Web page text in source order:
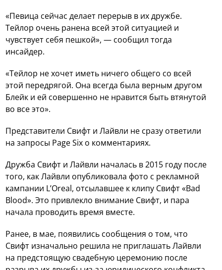
«Певица сейчас делает перерыв в их дружбе.
Тейлор очень ранена всей этой ситуацией и
чувствует себя пешкой», — сообщил тогда
инсайдер.
«Тейлор не хочет иметь ничего общего со всей
этой передрягой. Она всегда была верным другом
Блейк и ей совершенно не нравится быть втянутой
во все это».
Представители Свифт и Лайвли не сразу ответили
на запросы Page Six о комментариях.
Дружба Свифт и Лайвли началась в 2015 году после
того, как Лайвли опубликовала фото с рекламной
кампании L’Oreal, отсылавшее к клипу Свифт «Bad
Blood». Это привлекло внимание Свифт, и пара
начала проводить время вместе.
Ранее, в мае, появились сообщения о том, что
Свифт изначально решила не приглашать Лайвли
на предстоящую свадебную церемонию после